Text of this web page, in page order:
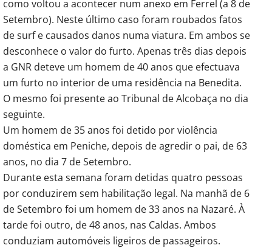
como voltou a acontecer num anexo em Ferrel (a 8 de
Setembro). Neste último caso foram roubados fatos
de surf e causados danos numa viatura. Em ambos se
desconhece o valor do furto. Apenas três dias depois
a GNR deteve um homem de 40 anos que efectuava
um furto no interior de uma residência na Benedita.
O mesmo foi presente ao Tribunal de Alcobaça no dia
seguinte.
Um homem de 35 anos foi detido por violência
doméstica em Peniche, depois de agredir o pai, de 63
anos, no dia 7 de Setembro.
Durante esta semana foram detidas quatro pessoas
por conduzirem sem habilitação legal. Na manhã de 6
de Setembro foi um homem de 33 anos na Nazaré. À
tarde foi outro, de 48 anos, nas Caldas. Ambos
conduziam automóveis ligeiros de passageiros.